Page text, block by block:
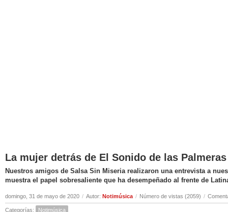
La mujer detrás de El Sonido de las Palmeras
Nuestros amigos de Salsa Sin Miseria realizaron una entrevista a
muestra el papel sobresaliente que ha desempeñado al frente de
domingo, 31 de mayo de 2020 / Autor: Notimúsica / Número de vistas (2059) /
Categorías: Notimúsica